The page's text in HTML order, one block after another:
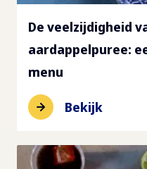
De veelzijdigheid
aardappelpuree:
menu
Bekijk